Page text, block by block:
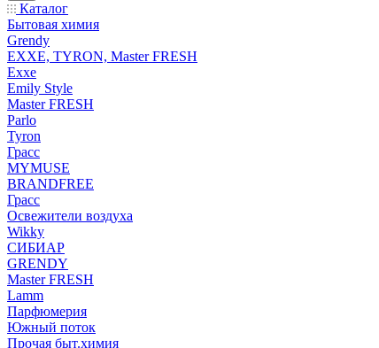
Каталог
Бытовая химия
Grendy
EXXE, TYRON, Master FRESH
Exxe
Emily Style
Master FRESH
Parlo
Tyron
Грасс
MYMUSE
BRANDFREE
Грасс
Освежители воздуха
Wikky
СИБИАР
GRENDY
Master FRESH
Lamm
Парфюмерия
Южный поток
Прочая быт.химия